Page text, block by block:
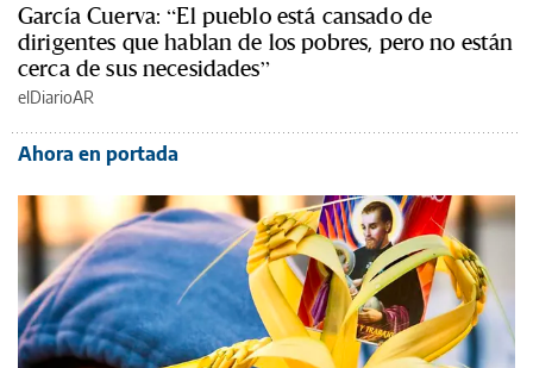
García Cuerva: “El pueblo está cansado de
dirigentes que hablan de los pobres, pero no están
cerca de sus necesidades”
elDiarioAR
Ahora en portada